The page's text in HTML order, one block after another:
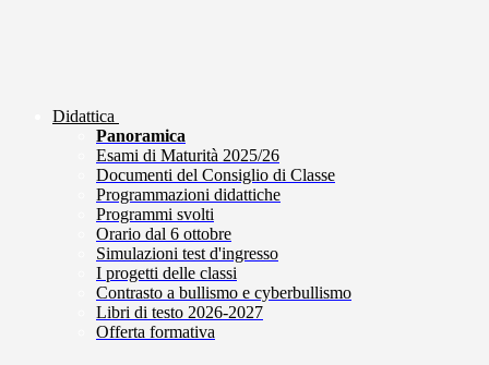
Didattica
Panoramica
Esami di Maturità 2025/26
Documenti del Consiglio di Classe
Programmazioni didattiche
Programmi svolti
Orario dal 6 ottobre
Simulazioni test d'ingresso
I progetti delle classi
Contrasto a bullismo e cyberbullismo
Libri di testo 2026-2027
Offerta formativa